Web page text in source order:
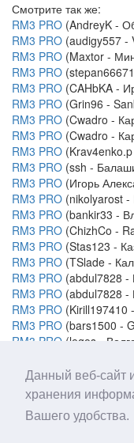
Данный веб-сайт
хранения
Вашего удобства.
Смотрите так же:
RM3 PRO (AndreyK -
RM3 PRO (audigy557 -
RM3 PRO (Maxtor -
RM3 PRO
RM3 PRO (CAHbKA -
RM3 PRO (Grin96 -
RM3 PRO (Cwadro -
RM3 PRO (Cwadro -
RM3 PRO
RM3 PRO (ssh -
RM3 PRO (Игорь
RM3 PRO (nikolyarost -
RM3 PRO (bankir33 -
RM3 PRO (ChizhCo -
RM3 PRO (Stas123 -
RM3 PRO (TSlade -
RM3 PRO (abdul7828 -
RM3 PRO (abdul7828 -
RM3 PRO (Kirill197410
RM3 PRO (bars1500 -
RM3 PRO (legos -
Тихорецк, Россия